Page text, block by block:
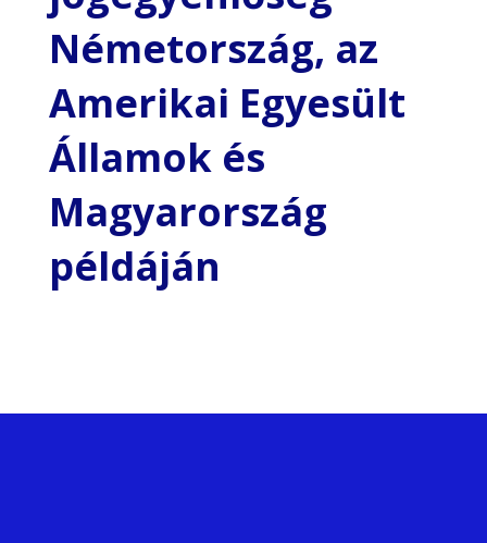
Németország, az
Amerikai Egyesült
Államok és
Magyarország
példáján